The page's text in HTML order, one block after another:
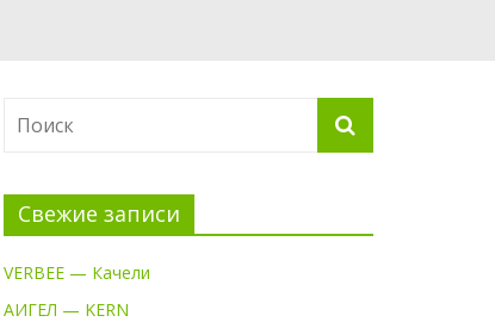
Свежие записи
VERBEE — Качели
АИГЕЛ — KERN